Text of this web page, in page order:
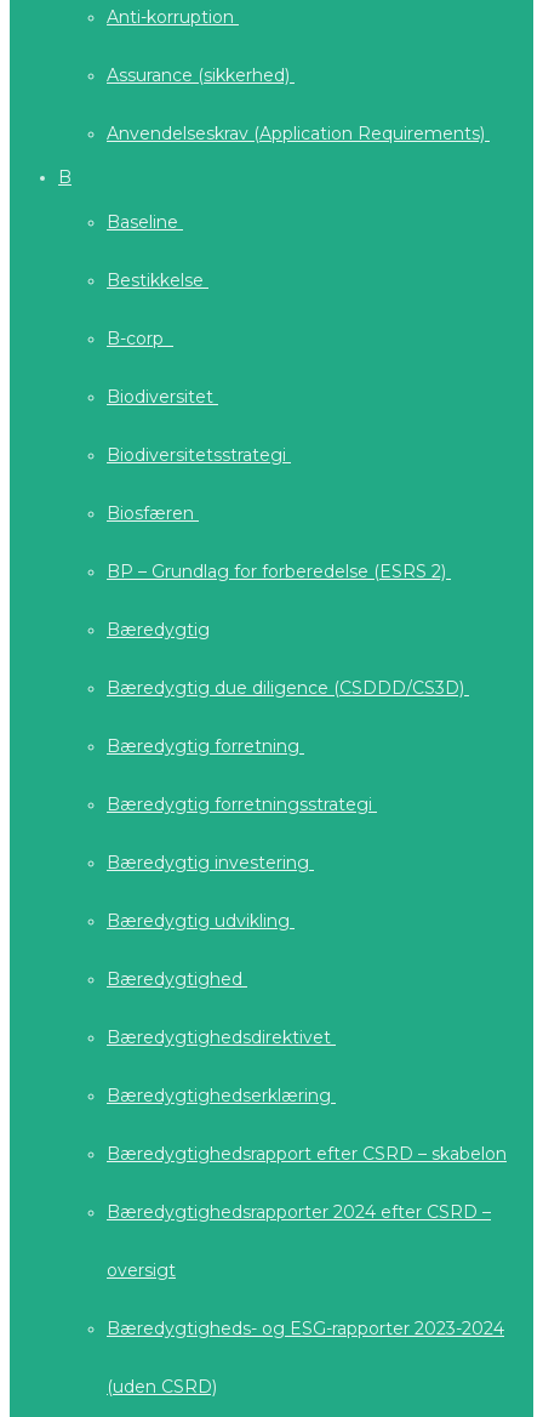
Anti-korruption
Assurance (sikkerhed)
Anvendelseskrav (Application Requirements)
B
Baseline
Bestikkelse
B-corp
Biodiversitet
Biodiversitetsstrategi
Biosfæren
BP – Grundlag for forberedelse (ESRS 2)
Bæredygtig
Bæredygtig due diligence (CSDDD/CS3D)
Bæredygtig forretning
Bæredygtig forretningsstrategi
Bæredygtig investering
Bæredygtig udvikling
Bæredygtighed
Bæredygtighedsdirektivet
Bæredygtighedserklæring
Bæredygtighedsrapport efter CSRD – skabelon
Bæredygtighedsrapporter 2024 efter CSRD –
oversigt
Bæredygtigheds- og ESG-rapporter 2023-2024
(uden CSRD)